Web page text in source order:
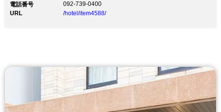
電話番号
092-739-0400
URL
/hotel/item4588/